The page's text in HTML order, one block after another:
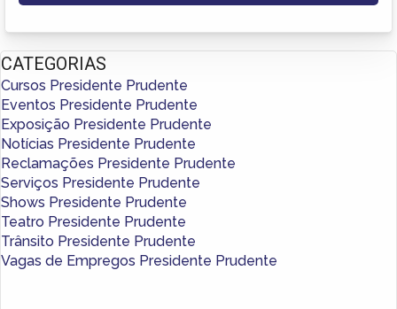
CATEGORIAS
Cursos Presidente Prudente
Eventos Presidente Prudente
Exposição Presidente Prudente
Notícias Presidente Prudente
Reclamações Presidente Prudente
Serviços Presidente Prudente
Shows Presidente Prudente
Teatro Presidente Prudente
Trânsito Presidente Prudente
Vagas de Empregos Presidente Prudente